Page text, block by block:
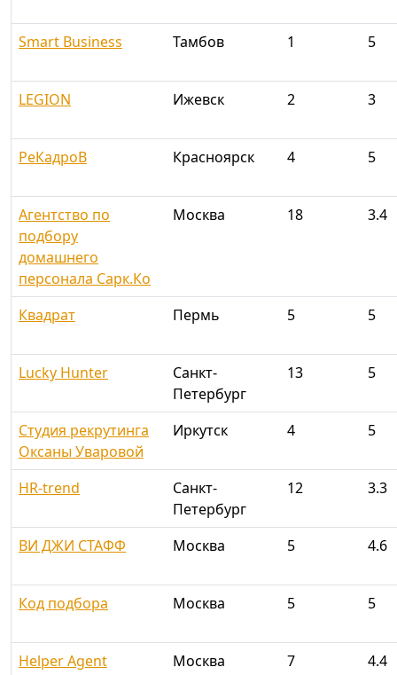
Smart Business Тамбов 1 5
LEGION Ижевск 2 3
РеКадроВ Красноярск 4 5
Агентство по
подбору
домашнего
персонала Сарк.Ко
Москва 18 3.4
Квадрат Пермь 5 5
Lucky Hunter
Санкт-
Петербург
13 5
Студия рекрутинга
Оксаны Уваровой
Иркутск 4 5
HR-trend
Санкт-
Петербург
12 3.3
ВИ ДЖИ СТАФФ Москва 5 4.6
Код подбора Москва 5 5
Helper Agent Москва 7 4.4